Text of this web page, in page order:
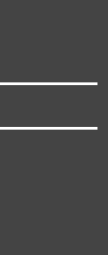
पैर तो फुटबॉल
फील देने
ने डिजाइन
के सामने